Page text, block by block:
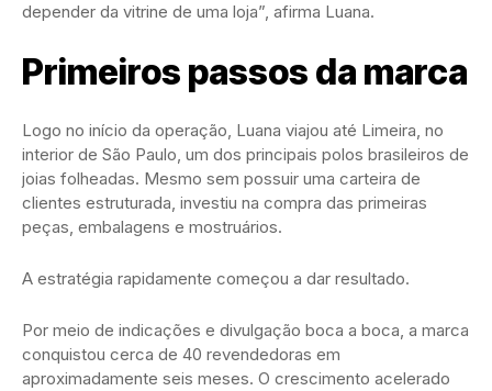
depender da vitrine de uma loja”, afirma Luana.
Primeiros passos da marca
Logo no início da operação, Luana viajou até Limeira, no
interior de São Paulo, um dos principais polos brasileiros de
joias folheadas. Mesmo sem possuir uma carteira de
clientes estruturada, investiu na compra das primeiras
peças, embalagens e mostruários.
A estratégia rapidamente começou a dar resultado.
Por meio de indicações e divulgação boca a boca, a marca
conquistou cerca de 40 revendedoras em
aproximadamente seis meses. O crescimento acelerado